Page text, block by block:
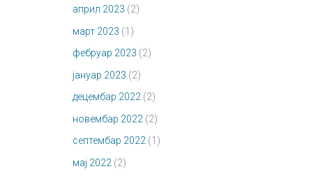
април 2023 (2)
март 2023 (1)
фебруар 2023 (2)
јануар 2023 (2)
децембар 2022 (2)
новембар 2022 (2)
септембар 2022 (1)
мај 2022 (2)